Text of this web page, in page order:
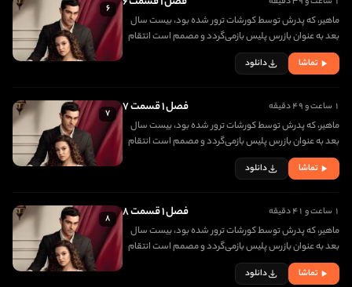
ماهیر، که پدرش توسط کورشات ترور شده بود، بیست سال
بعد به عنوان بازرس پلیس بازمی‌گردد و مصمم است انتقام
مرگ پدرش را بگیرد. در اولین روز بازگشتش، با دختری زیبا به
نام جانفزا برخورد کرده و عاشق او می شود
تماشا دانلود
۶
۱ ساعت و ۴۹ دقیقه فصل ۱ قسمت ۷
ماهیر، که پدرش توسط کورشات ترور شده بود، بیست سال
بعد به عنوان بازرس پلیس بازمی‌گردد و مصمم است انتقام
مرگ پدرش را بگیرد. در اولین روز بازگشتش، با دختری زیبا به
نام جانفزا برخورد کرده و عاشق او می شود
تماشا دانلود
۷
۱ ساعت و ۴۱ دقیقه فصل ۱ قسمت ۸
ماهیر، که پدرش توسط کورشات ترور شده بود، بیست سال
بعد به عنوان بازرس پلیس بازمی‌گردد و مصمم است انتقام
مرگ پدرش را بگیرد. در اولین روز بازگشتش، با دختری زیبا به
نام جانفزا برخورد کرده و عاشق او می شود
تماشا دانلود
۸